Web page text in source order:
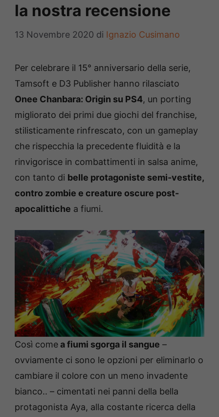
la nostra recensione
13 Novembre 2020 di Ignazio Cusimano
Per celebrare il 15° anniversario della serie,
Tamsoft e D3 Publisher hanno rilasciato
Onee Chanbara: Origin su PS4, un porting
migliorato dei primi due giochi del franchise,
stilisticamente rinfrescato, con un gameplay
che rispecchia la precedente fluidità e la
rinvigorisce in combattimenti in salsa anime,
con tanto di belle protagoniste semi-vestite,
contro zombie e creature oscure post-
apocalittiche a fiumi.
Così comea fiumi sgorga il sangue –
ovviamente ci sono le opzioni per eliminarlo o
cambiare il colore con un meno invadente
bianco.. – cimentati nei panni della bella
protagonista Aya, alla costante ricerca della